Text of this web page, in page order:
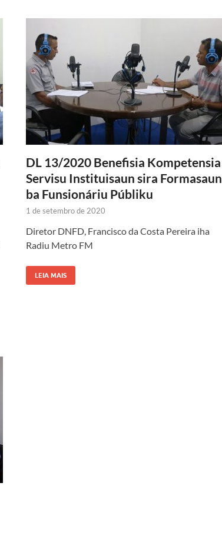
DL 13/2020 Benefisia Kompetensia
Servisu Instituisaun sira Formasaun
ba Funsionáriu Públiku
1 de setembro de 2020
Diretor DNFD, Francisco da Costa Pereira iha
Radiu Metro FM
LEIA MAIS